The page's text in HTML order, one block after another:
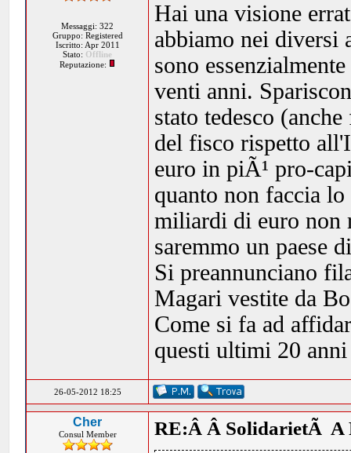
Messaggi: 322
Gruppo: Registered
Iscritto: Apr 2011
Stato: Offline
Reputazione:
Hai una visione
abbiamo nei diversi
sono
venti anni.
stato tedesco
del fisco rispetto
euro in piÃ¹ pro-
quanto non faccia
miliardi di euro non
saremmo un paese
Si preannunciano
Magari vestite da
Come si fa ad
questi ultimi 20
26-05-2012 18:25
Cher
Consul Member RE:Â Â SolidarietÃ A